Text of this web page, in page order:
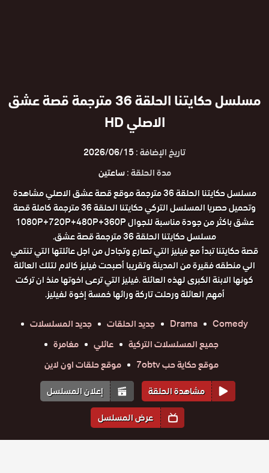
مسلسل حكايتنا الحلقة 36 مترجمة قصة عشق
الاصلي HD
تاريخ الإضافة :2026/06/15
مدة الحلقة :ساعتين
مسلسل حكايتنا الحلقة 36 مترجمة موقع قصة عشق الاصلي مشاهدة
وتحميل حصريا المسلسل التركي حكايتنا الحلقة 36 مترجمة كاملة قصة
عشق باكثر من جودة مناسبة للجوال 1080P+720P+480P+360P
مسلسل حكايتنا الحلقة 36 مترجمة قصة عشق.
قصة حكايتنا تبدأ مع فيليز التي تصارع وتجادل من اجل عائلتها التي تنتمي
الي منطقه فقيرة من المدينة وتقريبا أصبحت فيليز كالام لتلك العائلة
كونها الابنة الكبرى لهذه العائلة .فيليز التي ترعى اخوتها منذ ان تركت
أمهم العائلة ورحلت تاركة ورائها خمسة إخوة لفيليز.
Comedy
Drama جديد الحلقات
جديد المسلسلات
جميع المسلسلات التركية
عائلي
مغامرة
موقع حكاية حب 7obtv
موقع حلقات اون لاين
مشاهدة الحلقة
إعلان المسلسل
عرض المسلسل